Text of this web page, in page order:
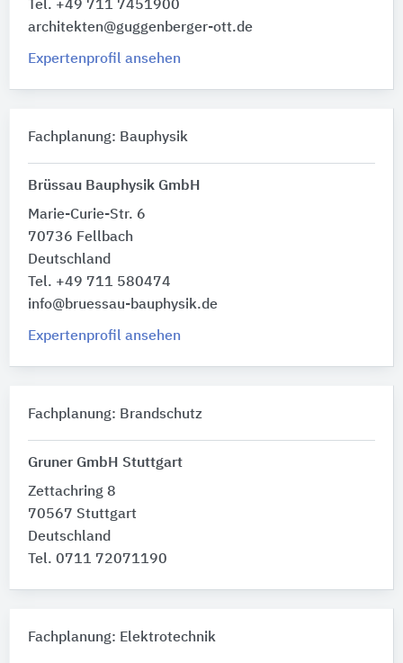
Tel. +49 711 7451900
architekten@guggenberger-ott.de
Expertenprofil ansehen
Fachplanung: Bauphysik
Brüssau Bauphysik GmbH
Marie-Curie-Str. 6
70736 Fellbach
Deutschland
Tel. +49 711 580474
info@bruessau-bauphysik.de
Expertenprofil ansehen
Fachplanung: Brandschutz
Gruner GmbH Stuttgart
Zettachring 8
70567 Stuttgart
Deutschland
Tel. 0711 72071190
Fachplanung: Elektrotechnik